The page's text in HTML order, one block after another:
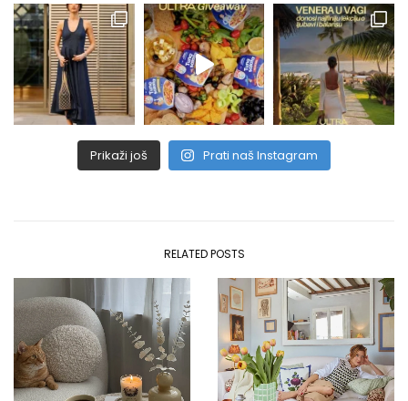
Prikaži još Prati naš Instagram
RELATED POSTS